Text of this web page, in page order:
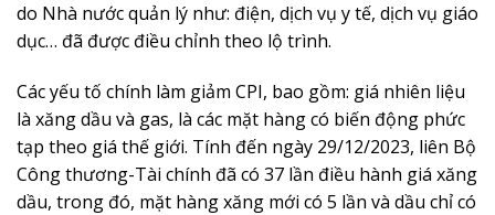
do Nhà nước quản lý như: điện, dịch vụ y tế, dịch vụ giáo
dục… đã được điều chỉnh theo lộ trình.
Các yếu tố chính làm giảm CPI, bao gồm: giá nhiên liệu
là xăng dầu và gas, là các mặt hàng có biến động phức
tạp theo giá thế giới. Tính đến ngày 29/12/2023, liên Bộ
Công thương-Tài chính đã có 37 lần điều hành giá xăng
dầu, trong đó, mặt hàng xăng mới có 5 lần và dầu chỉ có